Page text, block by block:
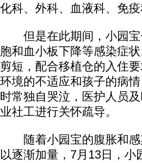
化科、外科、血液科、免
但是在此期间，小园宝
胞和血小板下降等感染症
剪短，配合移植仓的入住
环境的不适应和孩子的病
时常独自哭泣，医护人员
业社工进行关怀疏导。
随着小园宝的腹胀和感
以逐渐加量，7月13日，
动物系恋人啊 | 钟欣潼体验